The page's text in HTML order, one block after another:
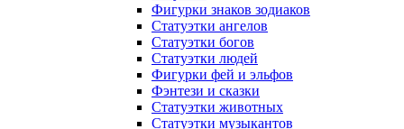
Фигурки знаков зодиаков
Статуэтки ангелов
Статуэтки богов
Статуэтки людей
Фигурки фей и эльфов
Фэнтези и сказки
Статуэтки животных
Статуэтки музыкантов